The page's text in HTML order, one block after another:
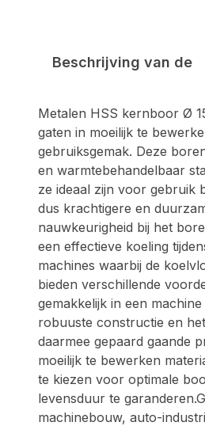
Beschrijving van de
Metalen HSS kernboor Ø
gaten in moeilijk te
gebruiksgemak. Deze
en warmtebehandelbaar
ze ideaal zijn voor gebruik
dus krachtigere en
nauwkeurigheid bij het
een effectieve koeling
machines waarbij de
bieden verschillende
gemakkelijk in een
robuuste constructie en
daarmee gepaard gaande
moeilijk te bewerken
te kiezen voor optimale
levensduur te
machinebouw, auto-